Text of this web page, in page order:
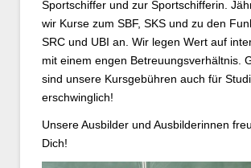
Sportschiffer und zur Sportschifferin.
wir Kurse zum SBF, SKS und zu den
SRC und UBI an. Wir legen Wert auf
mit einem engen Betreuungsverhältnis.
sind unsere Kursgebühren auch für
erschwinglich!
Unsere Ausbilder und Ausbilderinnen
Dich!